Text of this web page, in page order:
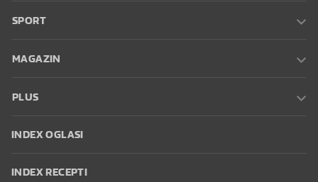
SPORT
MAGAZIN
PLUS
INDEX OGLASI
INDEX RECEPTI